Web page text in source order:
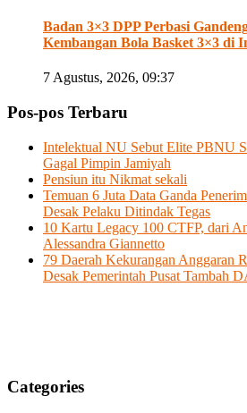
Badan 3×3 DPP Perbasi
Kembangan Bola Basket 3×3 di
7 Agustus, 2026, 09:37
Pos-pos Terbaru
Intelektual NU Sebut Elite PBNU
Gagal Pimpin Jamiyah
Pensiun itu Nikmat sekali
Temuan 6 Juta Data Ganda
Desak Pelaku Ditindak Tegas
10 Kartu Legacy 100 CTFP, dari
Alessandra Giannetto
79 Daerah Kekurangan Anggaran
Desak Pemerintah Pusat Tambah
Categories